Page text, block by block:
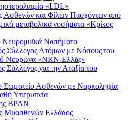
«LDL»
Ασθενών και Φίλων Πασχόντων από
μεταβολικά νοσήματα «Κρίκος
Νευρομυϊκά Νοσήματα
Σύλλογος Ατόμων με Νόσους του
Νευρώνα «ΝΚΝ-Ελλάς»
Σύλλογος για την Αταξία του
Σωματείο Ασθενών με Ναρκοληψία
Υπερυπνία
BPAN
Μυασθενών Ελλάδος